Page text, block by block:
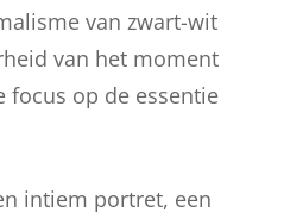
van zwart-wit
van het moment
focus op de essentie
intiem portret, een